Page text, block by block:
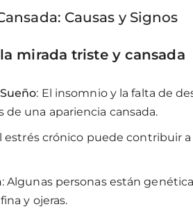
Causas y Signos
mirada triste y cansada
: El insomnio y la falta de
de una apariencia cansada.
estrés crónico puede contribuir
: Algunas personas están
y ojeras.